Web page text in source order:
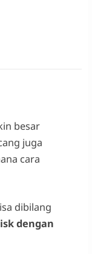
besar
juga
cara
dibilang
dengan